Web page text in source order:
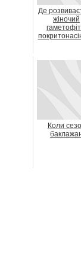
Де
жіночий
Коли